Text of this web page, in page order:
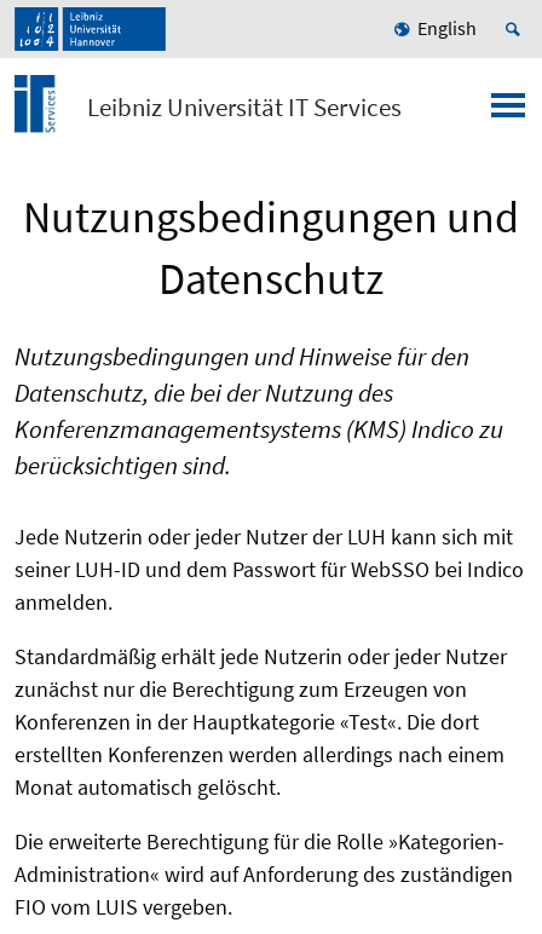
English
Leibniz Universität IT Services
Nutzungsbedingungen und
Datenschutz
Nutzungsbedingungen und Hinweise für den
Datenschutz, die bei der Nutzung des
Konferenzmanagementsystems (KMS) Indico zu
berücksichtigen sind.
Jede Nutzerin oder jeder Nutzer der LUH kann sich mit
seiner LUH-ID und dem Passwort für WebSSO bei Indico
anmelden.
Standardmäßig erhält jede Nutzerin oder jeder Nutzer
zunächst nur die Berechtigung zum Erzeugen von
Konferenzen in der Hauptkategorie «Test«. Die dort
erstellten Konferenzen werden allerdings nach einem
Monat automatisch gelöscht.
Die erweiterte Berechtigung für die Rolle »Kategorien-
Administration« wird auf Anforderung des zuständigen
FIO vom LUIS vergeben.